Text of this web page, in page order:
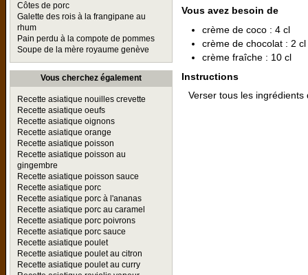
Côtes de porc
Galette des rois à la frangipane au
rhum
Pain perdu à la compote de pommes
Soupe de la mère royaume genève
Vous cherchez également
Recette asiatique nouilles crevette
Recette asiatique oeufs
Recette asiatique oignons
Recette asiatique orange
Recette asiatique poisson
Recette asiatique poisson au
gingembre
Recette asiatique poisson sauce
Recette asiatique porc
Recette asiatique porc à l'ananas
Recette asiatique porc au caramel
Recette asiatique porc poivrons
Recette asiatique porc sauce
Recette asiatique poulet
Recette asiatique poulet au citron
Recette asiatique poulet au curry
Vous avez besoin de
crème de coco : 4 cl
crème de chocolat : 2 cl
crème fraîche : 10 cl
Instructions
Verser tous les